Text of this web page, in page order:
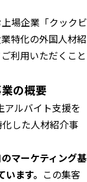
場企業「クックビ
特化の外国人材紹
利用いただくこと
の概要
アルバイト支援を
した人材紹介事
マーケティング基
ます。
この集客